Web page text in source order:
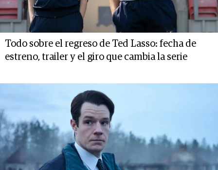
Todo sobre el regreso de Ted Lasso: fecha de
estreno, trailer y el giro que cambia la serie